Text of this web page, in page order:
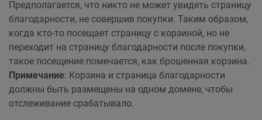
Предполагается, что никто не может увидеть страницу
благодарности, не совершив покупки. Таким образом,
когда кто-то посещает страницу с корзиной, но не
переходит на страницу благодарности после покупки,
такое посещение помечается, как брошенная корзина.
Примечание: Корзина и страница благодарности
должны быть размещены на одном домене, чтобы
отслеживание срабатывало.